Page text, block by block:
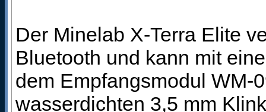
Der Minelab X-Terra Elite
Bluetooth und kann mit
dem Empfangsmodul WM-
wasserdichten 3,5 mm